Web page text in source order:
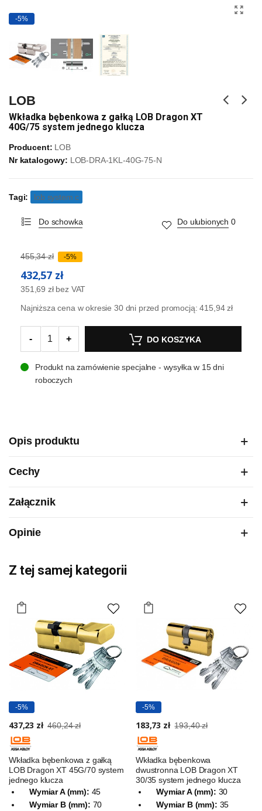
-5%
LOB
Wkładka bębenkowa z gałką LOB Dragon XT
40G/75 system jednego klucza
Producent: LOB
Nr katalogowy: LOB-DRA-1KL-40G-75-N
Tagi: lob system c
Do schowka Do ulubionych 0
455,34 zł -5%
432,57 zł
351,69 zł bez VAT
Najniższa cena w okresie 30 dni przed promocją:415,94 zł
- + DO KOSZYKA
Produkt na zamówienie specjalne - wysyłka w 15 dni
roboczych
Opis produktu
Cechy
Załącznik
Opinie
Z tej samej kategorii
-5%
437,23 zł 460,24 zł
Wkładka bębenkowa z gałką
LOB Dragon XT 45G/70 system
jednego klucza
Wymiar A (mm): 45
Wymiar B (mm): 70
-5%
183,73 zł 193,40 zł
Wkładka bębenkowa
dwustronna LOB Dragon XT
30/35 system jednego klucza
Wymiar A (mm): 30
Wymiar B (mm): 35